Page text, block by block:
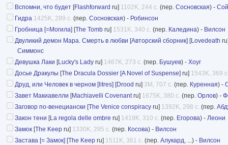
Вспомни, что будет [Flashforward ru] 1102K, 244 с. (пер. Сосновская) -
Гидра 1425K, 289 с. (пер. Сосновская) - Робинсон
Гробница [=Могила] [The Tomb ru] 1531K, 340 с. (пер. Каледина) - Вилсон
Двуликий демон Мара. Смерть в любви [Авторский сборник] [Lovedeath
Симмонс
Девушка Лаки [Lucky's Lady ru] 1467K, 273 с. (пер. Бушуев) - Хоуг
Досье Дракулы [The Dracula Dossier [A Novel of Suspense] ru] 1543K, 369
Друд, или Человек в черном [litres] [Drood ru] 3M, 707 с. (пер. Куренная) -
Завет Макиавелли [Machiavelli Covenantru] 1675K, 380 с. (пер. Орлов) -
Заговор по-венециански [The Venice conspiracy ru] 1392K, 298 с. (пер.
Закон тени [La regola delle ombre ru] 1419K, 310 с. (пер. Егорова) - Леони
Замок [The Keep ru] 1330K, 295 с. (пер. Косова) - Вилсон
Застава [= Замок] [The Keep ru] 1511K, 361 с. (пер. Алукард, ...) - Вилсон